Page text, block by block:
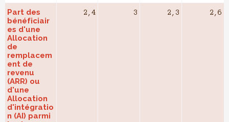
Part des
bénéficiair
es d'une
Allocation
de
remplacem
ent de
revenu
(ARR) ou
d'une
Allocation
d'intégratio
n (AI) parmi
2,4 3 2,3 2,6